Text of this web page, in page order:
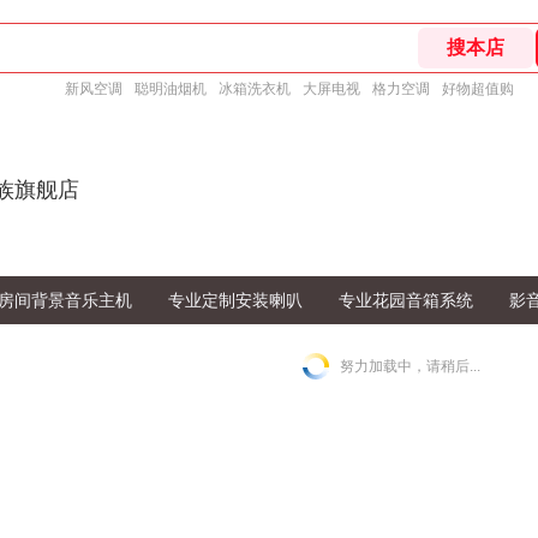
新风空调 聪明油烟机 冰箱洗衣机 大屏电视 格力空调 好物超值购
旗舰店
间背景音乐主机 专业定制安装喇叭 专业花园音箱系统 影
努力加载中，请稍后...